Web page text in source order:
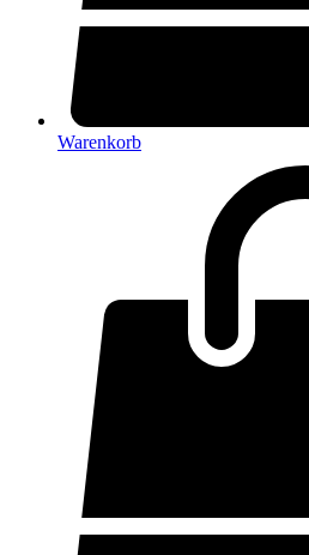
Warenkorb